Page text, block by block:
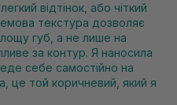
відтінок, або чіткий
текстура дозволяє
губ, а не лише на
за контур. Я наносила
себе самостійно на
це той коричневий, який я